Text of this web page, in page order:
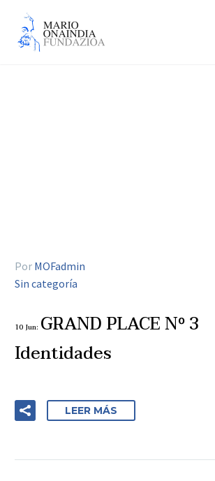
Por MOFadmin
Sin categoría
10 Jun: GRAND PLACE Nº 3
Identidades
LEER MÁS